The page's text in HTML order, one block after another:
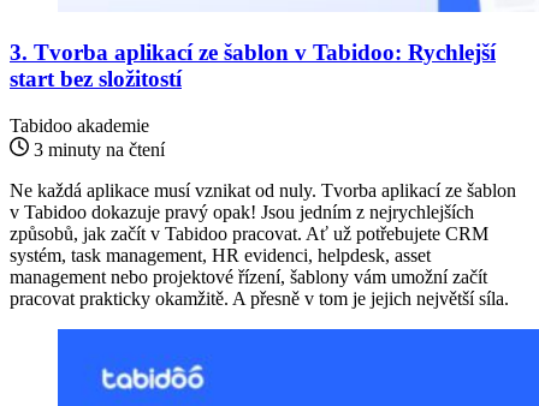
3. Tvorba aplikací ze šablon v Tabidoo: Rychlejší
start bez složitostí
Tabidoo akademie
3 minuty na čtení
Ne každá aplikace musí vznikat od nuly. Tvorba aplikací ze šablon
v Tabidoo dokazuje pravý opak! Jsou jedním z nejrychlejších
způsobů, jak začít v Tabidoo pracovat. Ať už potřebujete CRM
systém, task management, HR evidenci, helpdesk, asset
management nebo projektové řízení, šablony vám umožní začít
pracovat prakticky okamžitě. A přesně v tom je jejich největší síla.